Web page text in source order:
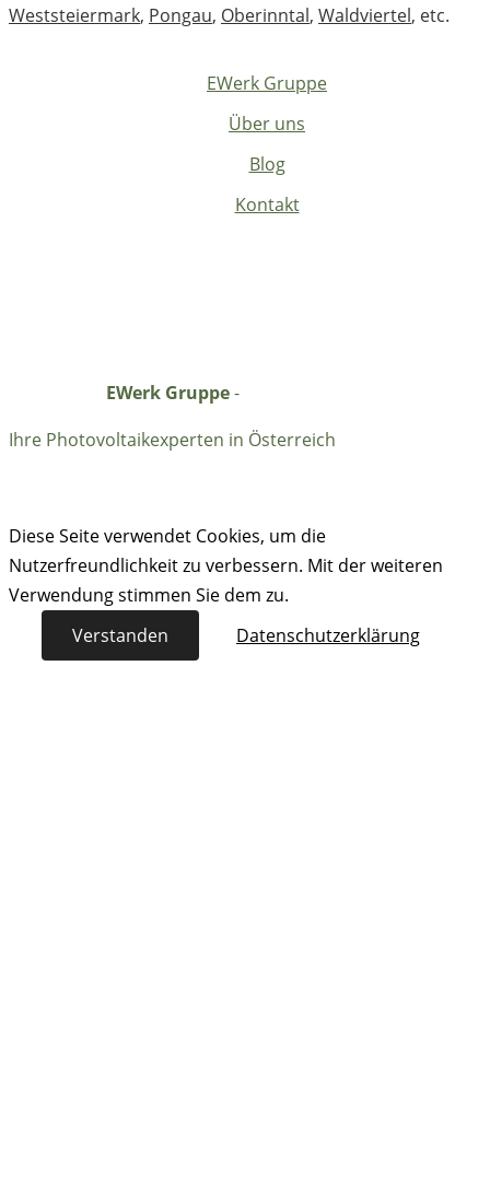
Weststeiermark, Pongau, Oberinntal, Waldviertel, etc.
EWerk Gruppe
Über uns
Blog
Kontakt
EWerk Gruppe-
Ihre Photovoltaikexperten in Österreich
Diese Seite verwendet Cookies, um die
Nutzerfreundlichkeit zu verbessern. Mit der weiteren
Verwendung stimmen Sie dem zu.
Verstanden
Datenschutzerklärung